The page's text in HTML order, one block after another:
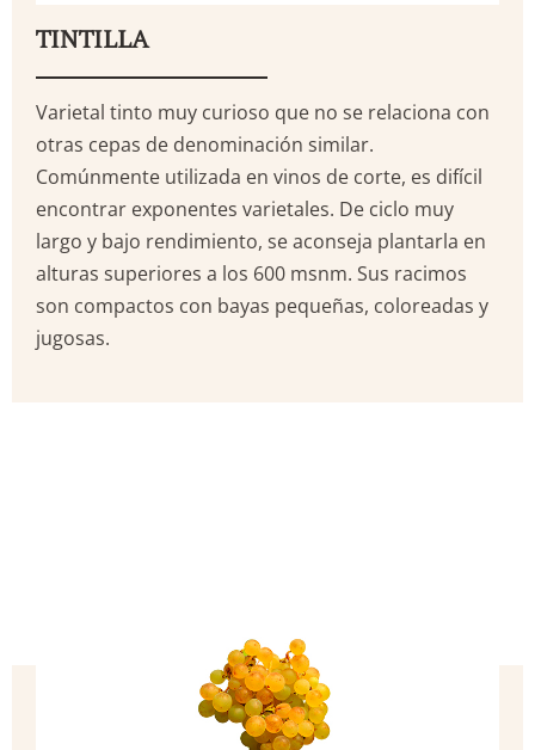
TINTILLA
Varietal tinto muy curioso que no se relaciona con
otras cepas de denominación similar.
Comúnmente utilizada en vinos de corte, es difícil
encontrar exponentes varietales. De ciclo muy
largo y bajo rendimiento, se aconseja plantarla en
alturas superiores a los 600 msnm. Sus racimos
son compactos con bayas pequeñas, coloreadas y
jugosas.